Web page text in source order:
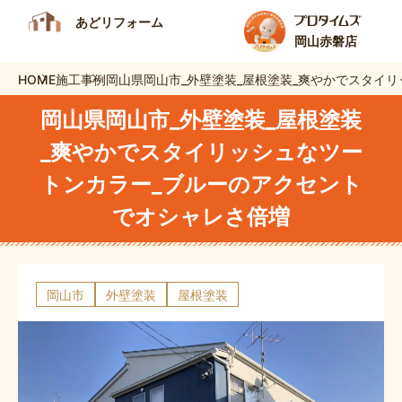
あどリフォーム
岡山赤磐店
HOME施工事例岡山県岡山市_外壁塗装_屋根塗装_爽やかでスタイ
岡山県岡山市_外壁塗装_屋根塗装
_爽やかでスタイリッシュなツー
トンカラー_ブルーのアクセント
でオシャレさ倍増
岡山市 外壁塗装 屋根塗装